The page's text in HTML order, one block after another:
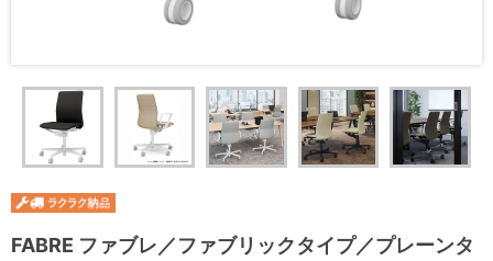
FABRE ファブレ／ファブリックタイプ／プレーンタ